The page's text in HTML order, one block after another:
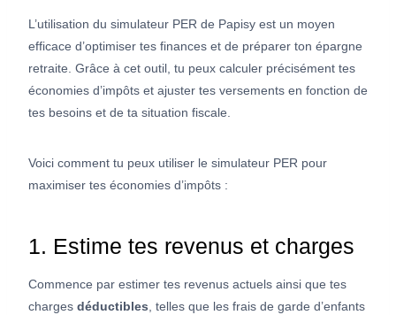
L’utilisation du simulateur PER de Papisy est un moyen
efficace d’optimiser tes finances et de préparer ton épargne
retraite. Grâce à cet outil, tu peux calculer précisément tes
économies d’impôts et ajuster tes versements en fonction de
tes besoins et de ta situation fiscale.
Voici comment tu peux utiliser le simulateur PER pour
maximiser tes économies d’impôts :
1. Estime tes revenus et charges
Commence par estimer tes revenus actuels ainsi que tes
charges déductibles , telles que les frais de garde d’enfants